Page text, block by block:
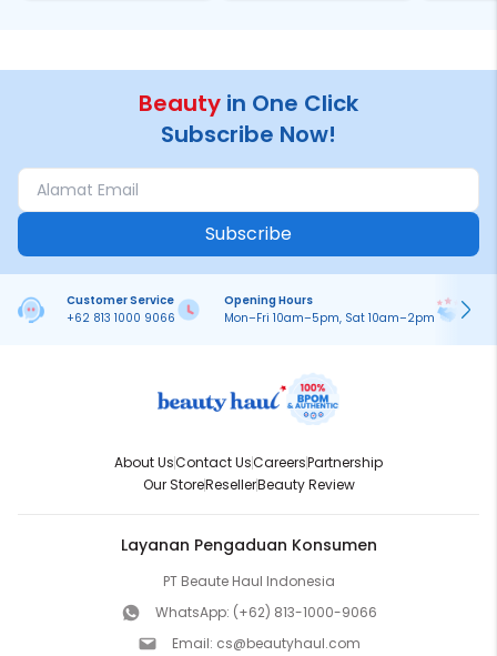
Beauty in One Click
Subscribe Now!
Subscribe
Customer Service
+62 813 1000 9066
Opening Hours
Mon–Fri 10am–5pm, Sat 10am–2pm
About UsContact UsCareersPartnership
Our StoreResellerBeauty Review
Layanan Pengaduan Konsumen
PT Beaute Haul Indonesia
WhatsApp: (+62) 813-1000-9066
Email: cs@beautyhaul.com